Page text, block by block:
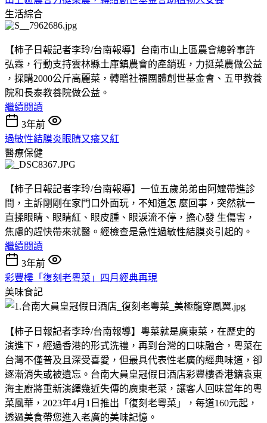
生活綜合
【柿子日報記者李玲/台南報導】台南市山上區農會總幹事許
弘霖，行動支持雲林縣土庫鎮農會的產銷班，力挺菜農做公益
，採購2000公斤高麗菜，轉贈社福團體創世基金會、五甲教養
院和長泰教養院做公益。
繼續閱讀
3年前
過敏性結膜炎眼睛又癢又紅
醫療保健
【柿子日報記者李玲/台南報導】一位五歲弟弟由阿嬤帶進診
間，主訴剛剛在家門口外面玩，不知道怎 麼回事，突然就一
直揉眼睛、眼睛紅、眼皮腫、眼淚流不停，擔心發 生傷害，
焦慮的趕快帶來就醫。經檢查是急性過敏性結膜炎引起的。
繼續閱讀
3年前
彩豐樓「復刻老粵菜」四月經典再現
美味食記
【柿子日報記者李玲/台南報導】粵菜就是廣東菜，在歷史的
演進下，經過香港的形式洗禮，再到台灣的口味融合，粵菜在
台灣不僅普及且深受喜愛，但最具代表性老廣的經典味道，卻
逐漸消失或被遺忘。台南大員皇冠假日酒店彩豐樓香港籍袁東
海主廚將重新演繹幾近失傳的廣東老菜，讓客人回味當年的粵
菜風華，2023年4月1日推出「復刻老粵菜」，每道160元起，
透過美食帶您進入老廣的美味記憶。